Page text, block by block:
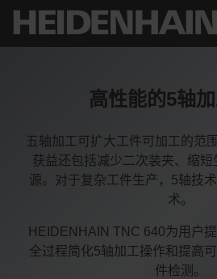
高性能的5轴
五轴加工可扩大工件可加工的范
获益还包括减少二次装夹、缩
源。对于复杂工件生产，5轴技
术。
HEIDENHAIN TNC 640为用户
全过程简化5轴加工操作和提高
件检测。